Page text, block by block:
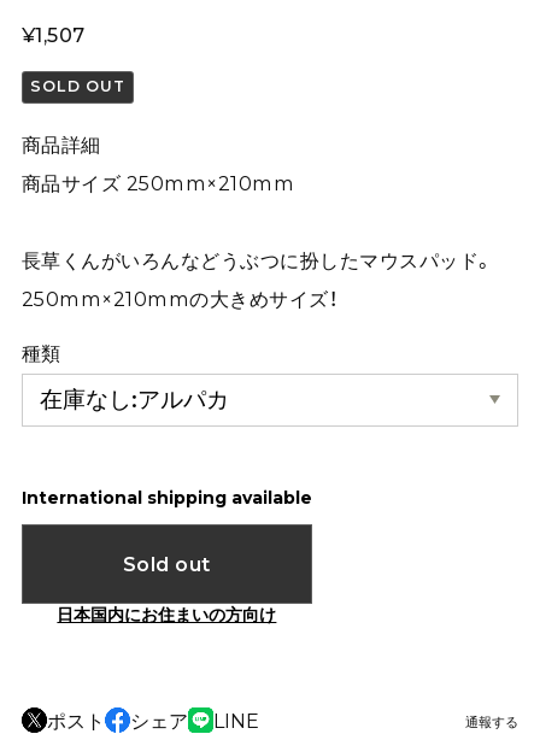
¥1,507
SOLD OUT
商品詳細
商品サイズ 250mm×210mm
長草くんがいろんなどうぶつに扮したマウスパッド。
250mm×210mmの大きめサイズ！
種類
International shipping available
Sold out
日本国内にお住まいの方向け
ポスト シェア LINE 通報する